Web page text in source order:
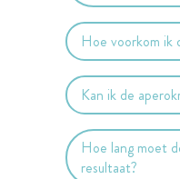
Hoe voorkom ik
Kan ik de
Hoe lang moet
resultaat?